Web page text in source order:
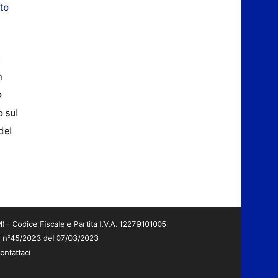
sul
- Codice Fiscale e Partita I.V.A. 12279101005
n°45/2023 del 07/03/2023